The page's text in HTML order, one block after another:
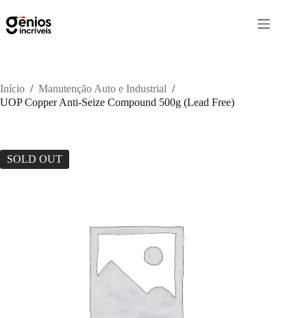
Início / Manutenção Auto e Industrial /
UOP Copper Anti-Seize Compound 500g (Lead Free)
SOLD OUT